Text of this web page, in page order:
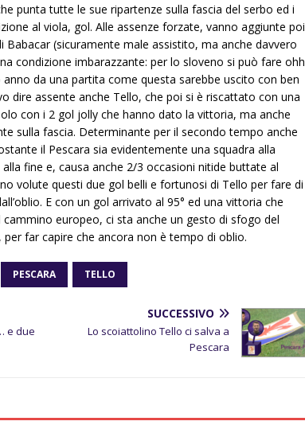
punta tutte le sue ripartenze sulla fascia del serbo ed i
al viola, gol. Alle assenze forzate, vanno aggiunte poi
Babacar (sicuramente male assistito, ma anche davvero
condizione imbarazzante: per lo sloveno si può fare ohh
da una partita come questa sarebbe uscito con ben
dire assente anche Tello, che poi si è riscattato con una
con i 2 gol jolly che hanno dato la vittoria, ma anche
sulla fascia. Determinante per il secondo tempo anche
il Pescara sia evidentemente una squadra alla
fine e, causa anche 2/3 occasioni nitide buttate al
volute questi due gol belli e fortunosi di Tello per fare di
E con un gol arrivato al 95° ed una vittoria che
europeo, ci sta anche un gesto di sfogo del
per far capire che ancora non è tempo di oblio.
PESCARA TELLO
e due
SUCCESSIVO
Lo scoiattolino Tello ci salva a
Pescara